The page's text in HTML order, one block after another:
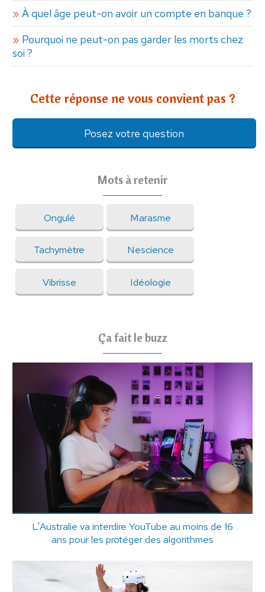
À quel âge peut-on avoir un compte en banque ?
Pourquoi ne peut-on pas garder les morts chez
soi ?
Cette réponse ne vous convient pas ?
Posez votre question
Mots à retenir
Ongulé Marasme
Tachymètre Nescience
Vibrisse Idéologie
Ça fait le buzz
L'Australie va interdire YouTube au moins de 16
ans pour les protéger des algorithmes